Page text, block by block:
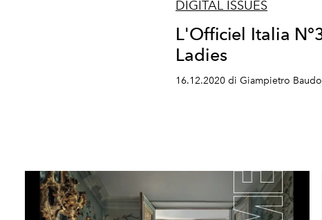
DIGITAL ISSUES
L'Officiel Italia
Ladies
16.12.2020 di Giampietro Baudo